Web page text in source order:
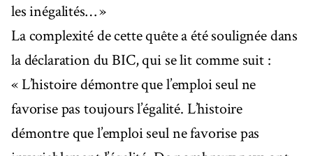
les inégalités… »
La complexité de cette quête a été soulignée dans
la déclaration du BIC, qui se lit comme suit :
« L’histoire démontre que l’emploi seul ne
favorise pas toujours l’égalité. L’histoire
démontre que l’emploi seul ne favorise pas